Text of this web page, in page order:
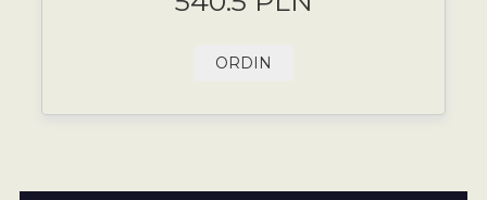
ORDIN